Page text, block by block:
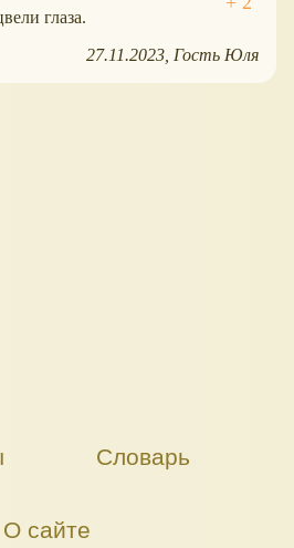
глаза.
27.11.2023 Гость Юля
Словарь
О сайте